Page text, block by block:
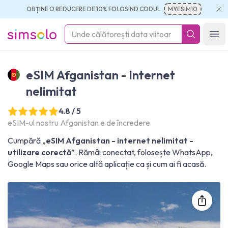
OBȚINE O REDUCERE DE 10% FOLOSIND CODUL MYESIM10
simsolo
eSIM Afganistan - Internet
nelimitat
4.8 / 5
eSIM-ul nostru Afganistan e de încredere
Cumpără „eSIM Afganistan - internet nelimitat -
utilizare corectă”. Rămâi conectat, folosește WhatsApp,
Google Maps sau orice altă aplicație ca și cum ai fi acasă.